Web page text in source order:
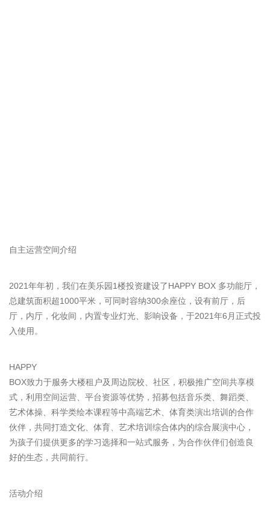
自主运营空间介绍
2021年年初，我们在美乐园1楼投资建设了HAPPY BOX 多功能厅，
总建筑面积超1000平米，可同时容纳300余座位，设有前厅，后
厅，内厅，化妆间，内置专业灯光、影响设备，于2021年6月正式投
入使用。
HAPPY
BOX致力于服务大楼租户及周边院校、社区，积极推广空间共享模
式，利用空间运营、平台资源等优势，招募包括音乐类、舞蹈类、
艺术体操、科学类绘本课程等中高端艺术、体育类演出培训的合作
伙伴，共同打造文化、体育、艺术培训综合体内的综合展演中心，
为孩子们提供更多的学习选择和一站式服务，为合作伙伴们创造良
好的生态，共同前行。
活动介绍